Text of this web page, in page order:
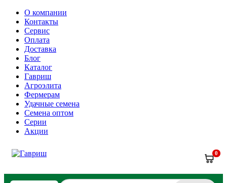
О компании
Контакты
Сервис
Оплата
Доставка
Блог
Каталог
Гавриш
Агроэлита
Фермерам
Удачные семена
Семена оптом
Серии
Акции
0